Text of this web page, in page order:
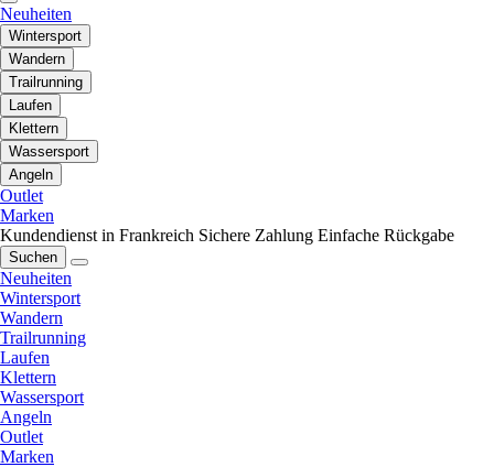
Neuheiten
Wintersport
Wandern
Trailrunning
Laufen
Klettern
Wassersport
Angeln
Outlet
Marken
Kundendienst in Frankreich Sichere Zahlung Einfache Rückgabe
Suchen
Neuheiten
Wintersport
Wandern
Trailrunning
Laufen
Klettern
Wassersport
Angeln
Outlet
Marken